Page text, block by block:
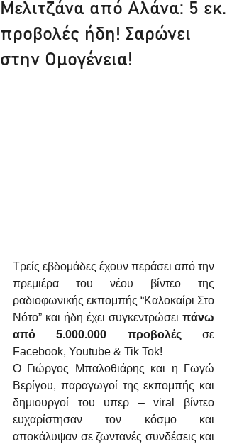
Μελιτζάνα από Αλάνα: 5 εκ.
προβολές ήδη! Σαρώνει
στην Ομογένεια!
Τρείς εβδομάδες έχουν περάσει από την
πρεμιέρα του νέου βίντεο της
ραδιοφωνικής εκπομπής “Καλοκαίρι Στο
Νότο” και ήδη έχει συγκεντρώσει πάνω
από 5.000.000 προβολές σε
Facebook, Youtube & Tik Tok!
Ο Γιώργος Μπαλοθιάρης και η Γωγώ
Βερίγου, παραγωγοί της εκπομπής και
δημιουργοί του υπερ – viral βίντεο
ευχαρίστησαν τον κόσμο και
αποκάλυψαν σε ζωντανές συνδέσεις και